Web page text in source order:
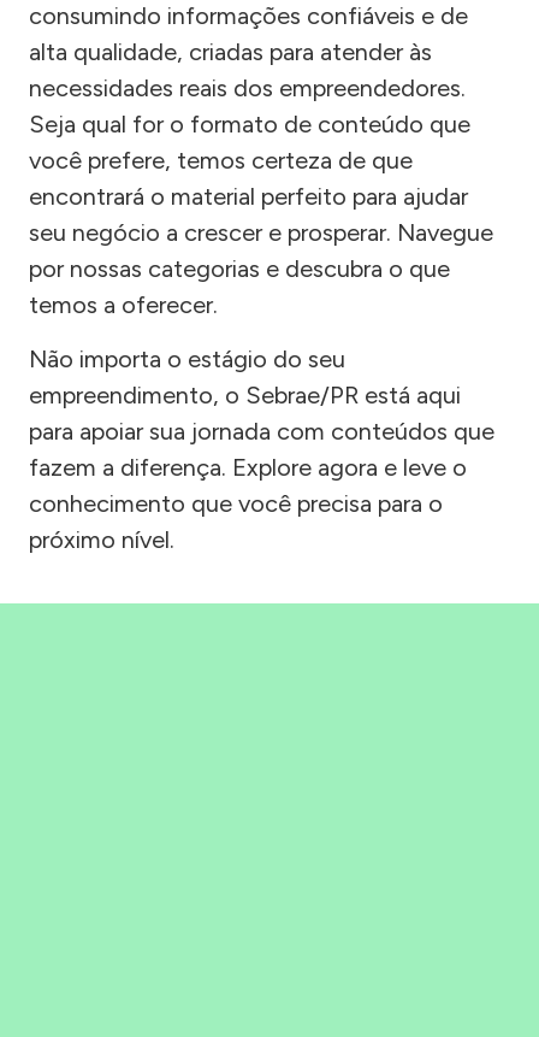
consumindo informações confiáveis e de
alta qualidade, criadas para atender às
necessidades reais dos empreendedores.
Seja qual for o formato de conteúdo que
você prefere, temos certeza de que
encontrará o material perfeito para ajudar
seu negócio a crescer e prosperar. Navegue
por nossas categorias e descubra o que
temos a oferecer.
Não importa o estágio do seu
empreendimento, o Sebrae/PR está aqui
para apoiar sua jornada com conteúdos que
fazem a diferença. Explore agora e leve o
conhecimento que você precisa para o
próximo nível.